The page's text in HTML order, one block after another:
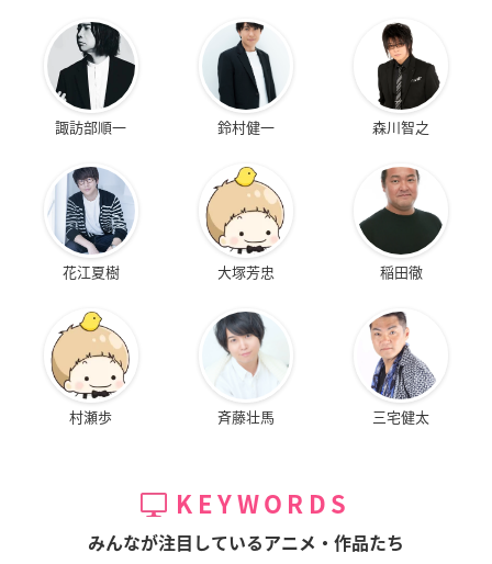
諏訪部順一 鈴村健一 森川智之
花江夏樹 大塚芳忠 稲田徹
村瀬歩 斉藤壮馬 三宅健太
KEYWORDS
みんなが注目しているアニメ・作品たち